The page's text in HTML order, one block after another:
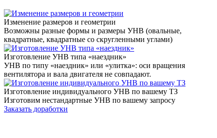
Изменение размеров и геометрии
Возможны разные формы и размеры УНВ (овальные,
квадратные, квадратные со скругленными углами)
Изготовление УНВ типа «наездник»
УНВ по типу «наездник» или «улитка»: оси вращения
вентилятора и вала двигателя не совпадают.
Изготовление индивидуального УНВ по вашему ТЗ
Изготовим нестандартные УНВ по вашему запросу
Заказать доработки